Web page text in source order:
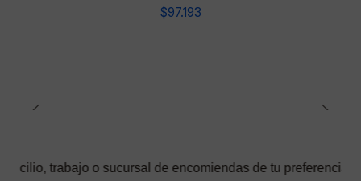
$97.193
o sucursal de encomiendas de tu preferencia ✅ Podrás